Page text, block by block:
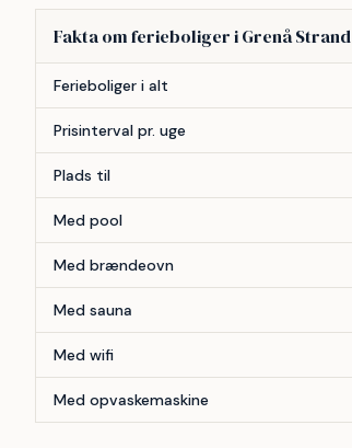
Fakta om ferieboliger i Grenå Strand
Ferieboliger i alt
Prisinterval pr. uge
Plads til
Med pool
Med brændeovn
Med sauna
Med wifi
Med opvaskemaskine